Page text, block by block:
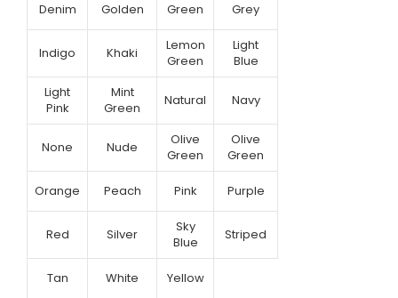
Denim Golden Green Grey
Indigo Khaki
Lemon
Green
Light
Blue
Light
Pink
Mint
Green
Natural Navy
None Nude
Olive
Green
Olive
Green
Orange Peach Pink Purple
Red Silver
Sky
Blue
Striped
Tan White Yellow